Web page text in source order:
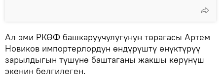
Ал эми РКӨФ башкаруучулугунун төрагасы Артем
Новиков импортерлордун өндүрүштү өнүктүрүү
зарылдыгын түшүнө баштаганы жакшы көрүнүш
экенин белгилеген.